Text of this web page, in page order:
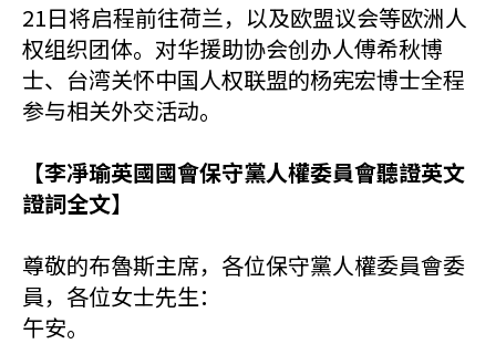
21日将启程前往荷兰，以及欧盟议会等欧洲人
权组织团体。对华援助协会创办人傅希秋博
士、台湾关怀中国人权联盟的杨宪宏博士全程
参与相关外交活动。
【李凈瑜英國國會保守黨人權委員會聽證英文
證詞全文】
尊敬的布魯斯主席，各位保守黨人權委員會委
員，各位女士先生：
午安。